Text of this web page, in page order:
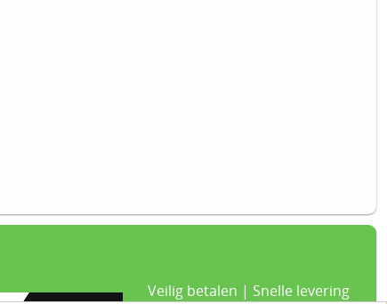
Veilig betalen | Snelle levering